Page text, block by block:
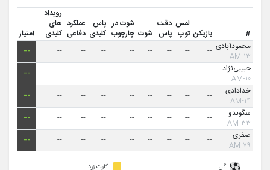
# بازیکن
لمس
توپ
دقت
پاس شوت
شوت در
چارچوب
پاس
کلیدی
عملکرد
دفاعی
رویداد
های
کلیدی
امتیاز
محمود‌آبادی
۱۳-AM
--
--
--
--
--
--
--
--
--
حبیبی‌نژاد
۱۰-AM
--
--
--
--
--
--
--
--
--
خدادادی
۱۴-AM
--
--
--
--
--
--
--
--
--
سگوندو
۳۳-AM
--
--
--
--
--
--
--
--
--
صفری
۷۹-AM
--
--
--
--
--
--
--
--
--
گل
کارت زرد